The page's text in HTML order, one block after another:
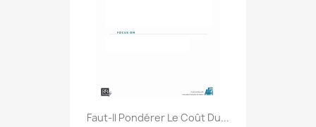
Faut-Il Pondérer Le Coût Du...